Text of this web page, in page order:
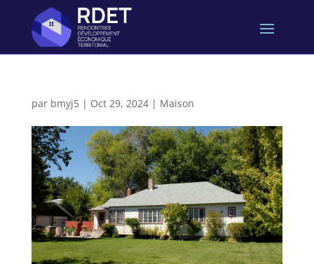
par bmyj5| Oct 29, 2024| Maison